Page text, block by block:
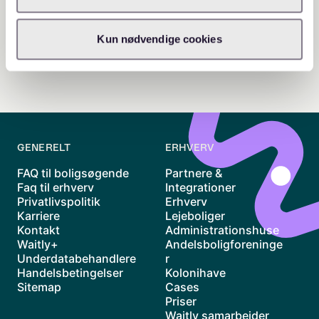
Kun nødvendige cookies
GENERELT
FAQ til boligsøgende
Faq til erhverv
Privatlivspolitik
Karriere
Kontakt
Waitly+
Underdatabehandlere
Handelsbetingelser
Sitemap
ERHVERV
Partnere &
Integrationer
Erhverv
Lejeboliger
Administrationshuse
Andelsboligforeninge
r
Kolonihave
Cases
Priser
Waitly samarbejder